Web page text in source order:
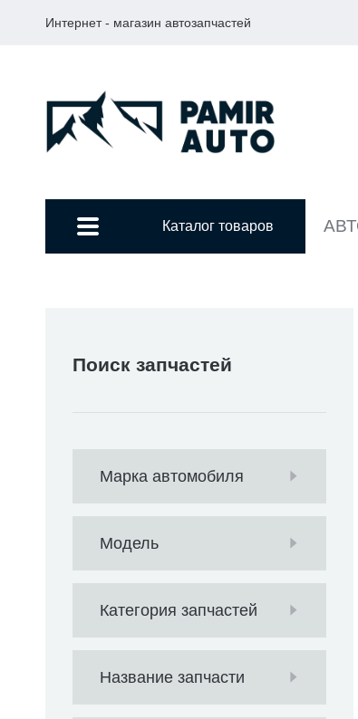
Интернет - магазин автозапчастей
Каталог товаров
Поиск запчастей
Марка автомобиля
Модель
Категория запчастей
Название запчасти